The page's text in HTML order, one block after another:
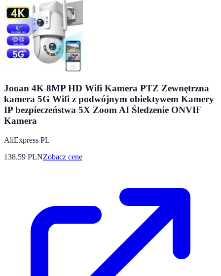
Jooan 4K 8MP HD Wifi Kamera PTZ Zewnętrzna
kamera 5G Wifi z podwójnym obiektywem Kamery
IP bezpieczeństwa 5X Zoom AI Śledzenie ONVIF
Kamera
AliExpress PL
138.59 PLNZobacz cenę